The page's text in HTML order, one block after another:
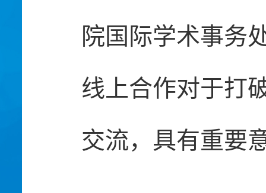
院国际学术事务
线上合作对于打
交流，具有重要